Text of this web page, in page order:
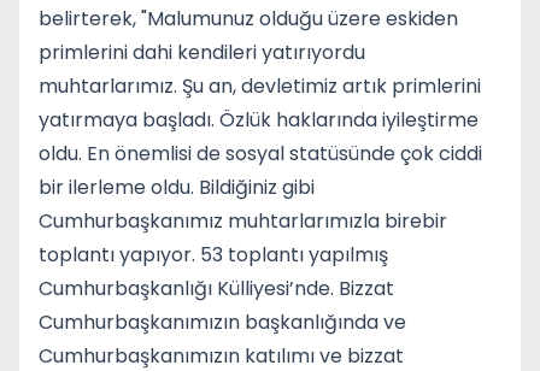
belirterek, "Malumunuz olduğu üzere eskiden
primlerini dahi kendileri yatırıyordu
muhtarlarımız. Şu an, devletimiz artık primlerini
yatırmaya başladı. Özlük haklarında iyileştirme
oldu. En önemlisi de sosyal statüsünde çok ciddi
bir ilerleme oldu. Bildiğiniz gibi
Cumhurbaşkanımız muhtarlarımızla birebir
toplantı yapıyor. 53 toplantı yapılmış
Cumhurbaşkanlığı Külliyesi’nde. Bizzat
Cumhurbaşkanımızın başkanlığında ve
Cumhurbaşkanımızın katılımı ve bizzat